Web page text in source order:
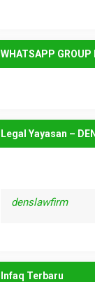
WHATSAPP GROUP
Legal Yayasan –
denslawfirm
Infaq Terbaru